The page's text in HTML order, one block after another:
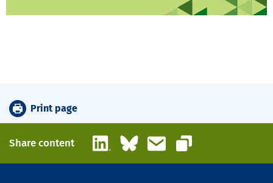
Print page
Share content LinkedInBlueskyEmail
Copy link